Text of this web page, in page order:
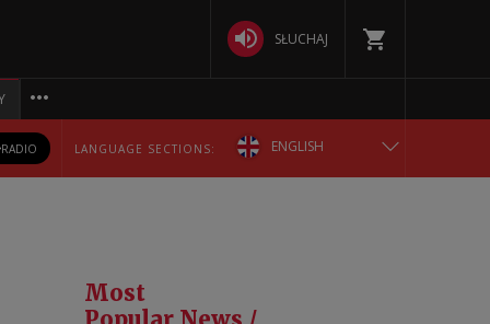
SŁUCHAJ
RADIO LANGUAGE SECTIONS: ENGLISH
Most